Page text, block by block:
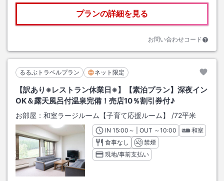
プランの詳細を見る
お問い合わせコード
るるぶトラベルプラン ネット限定
【訳あり※レストラン休業日※】【素泊プラン】深夜イン
OK＆露天風呂付温泉完備！売店10％割引券付♪
お部屋： 和室ラージルーム【子育て応援ルーム】 /72平米
INチェックイン
15:00 ～ | OUT チェックアウト
～10:00
和室
食事なし
禁煙
現地/事前支払い